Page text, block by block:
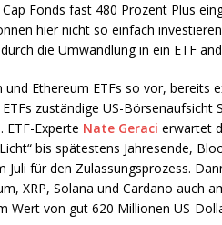
Fonds fast 480 Prozent Plus
hier nicht so einfach
die Umwandlung in ein ETF
Ethereum ETFs so vor, bereits
zuständige US-Börsenaufsicht
ETF-Experte Nate Geraci erwartet
bis spätestens Jahresende,
Juli für den Zulassungsprozess.
XRP, Solana und Cardano auch
Wert von gut 620 Millionen US-